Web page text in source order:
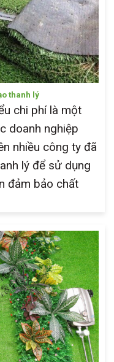
thanh lý
chi phí là một
doanh nghiệp
nhiều công ty đã
lý để sử dụng
đảm bảo chất